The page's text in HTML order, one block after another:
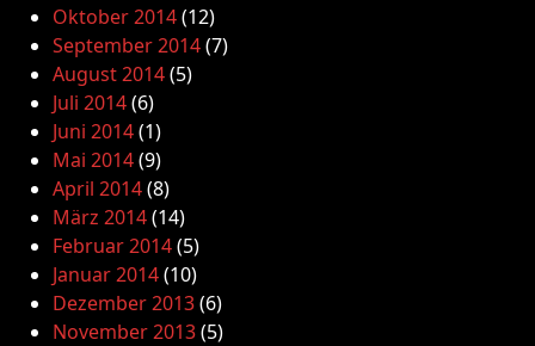
Oktober 2014(12)
September 2014(7)
August 2014(5)
Juli 2014(6)
Juni 2014(1)
Mai 2014(9)
April 2014(8)
März 2014(14)
Februar 2014(5)
Januar 2014(10)
Dezember 2013(6)
November 2013(5)